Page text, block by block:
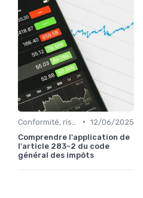
• 12/06/2025
Comprendre l'application de
l'article 283-2 du code
général des impôts